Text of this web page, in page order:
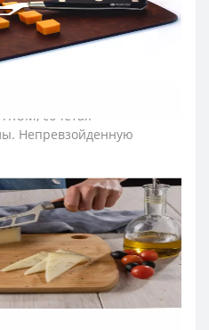
механическая прочность,
окислениям.
ножей Аркос Riviera?
сочетая
Непревзойденную
Клинок из стали
внешний вид во
для него
коррозии, долговечность в
Аркос Riviera?